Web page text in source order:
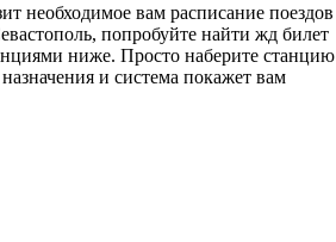
необходимое вам расписание поездов
попробуйте найти жд билет
ниже. Просто наберите станцию
и система покажет вам